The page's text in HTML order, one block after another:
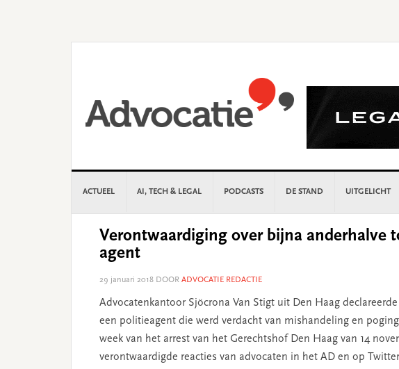
ACTUEEL AI, TECH & LEGAL PODCASTS DE STAND UITGELICHT
Verontwaardiging over bijna anderhalve
agent
29 januari 2018 DOOR ADVOCATIE REDACTIE
Advocatenkantoor Sjöcrona Van Stigt uit Den Haag
een politieagent die werd verdacht van mishandeling en
week van het arrest van het Gerechtshof Den Haag van 14
verontwaardigde reacties van advocaten in het AD en op Twitter.